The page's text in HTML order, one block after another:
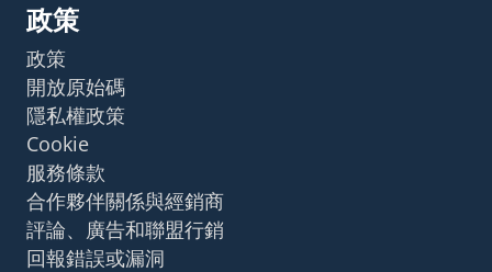
政策
政策
開放原始碼
隱私權政策
Cookie
服務條款
合作夥伴關係與經銷商
評論、廣告和聯盟行銷
回報錯誤或漏洞